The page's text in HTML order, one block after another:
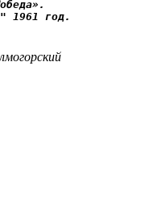
1961 год.